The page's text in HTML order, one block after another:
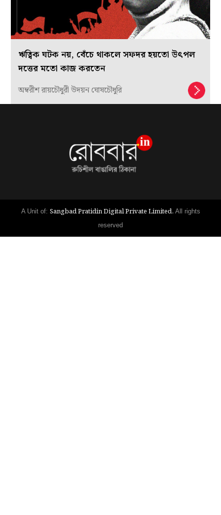
ঋত্বিক ঘটক নয়, বেঁচে থাকলে সফদর হয়তো উৎপল
দত্তের মতো কাজ করতেন
অম্বরীশ রায়চৌধুরী উদয়ন ঘোষচৌধুরি
A Unit of: Sangbad Pratidin Digital Private Limited. All rights
reserved